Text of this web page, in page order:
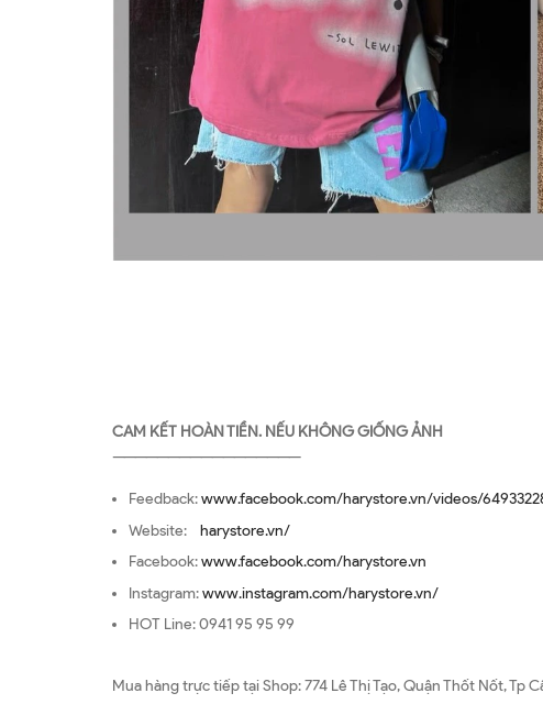
CAM KẾT HOÀN TIỀN. NẾU KHÔNG GIỐNG ẢNH
—————————————————
Feedback:www.facebook.com/harystore.vn/videos/
Website: harystore.vn/
Facebook:www.facebook.com/harystore.vn
Instagram:www.instagram.com/harystore.vn/
HOT Line: 0941 95 95 99
Mua hàng trực tiếp tại Shop: 774 Lê Thị Tạo, Quận Thốt Nốt, Tp